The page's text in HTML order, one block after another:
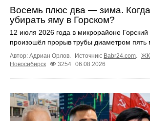
Восемь плюс два — зима.
убирать яму в Горском?
12 июля 2026 года в микрорайоне Горский
произошёл прорыв трубы диаметром пять
Автор: Адриан Орлов. Источник: Babr24.com
Новосибирск
3254 06.08.2026